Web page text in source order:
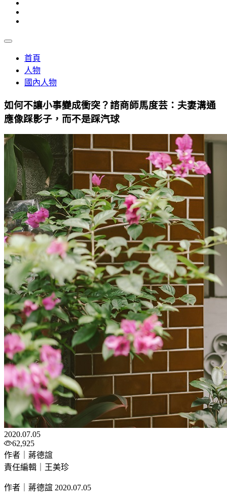
首頁
人物
國內人物
如何不讓小事變成衝突？諮商師馬度芸：夫妻溝通
應像踩影子，而不是踩汽球
2020.07.05
62,925
作者｜蔣德誼
責任編輯｜王美珍
作者｜蔣德誼 2020.07.05